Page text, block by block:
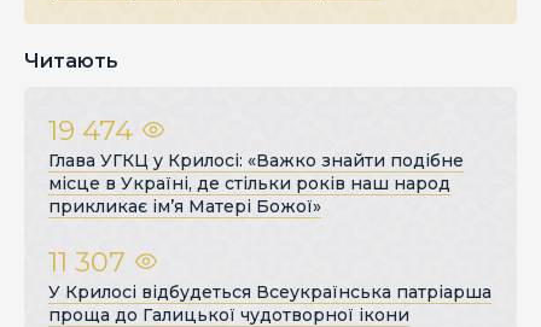
Читають
19 474
Глава УГКЦ у Крилосі: «Важко знайти подібне
місце в Україні, де стільки років наш народ
прикликає ім’я Матері Божої»
11 307
У Крилосі відбудеться Всеукраїнська патріарша
проща до Галицької чудотворної ікони